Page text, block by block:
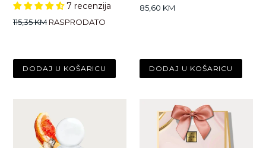
7 recenzija
Standardna
115,35 KM RASPRODATO
Standardna
85,60 KM